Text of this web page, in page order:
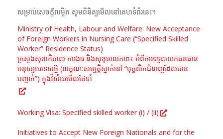
សម្រាប់សេចក្ដីលម្អិត សូមពិនិត្យមើលនៅគេហទំព័រនេះ។
Ministry of Health, Labour and Welfare: New Acceptance
of Foreign Workers in Nursing Care (“Specified Skilled
Worker” Residence Status)
ក្រសួងសុខាភិបាល ការងារ និងសុខុមាលភាព៖ អំពីការទទួលយកធនធាន
មនុស្សបរទេសថ្មី (លក្ខណៈសម្បត្តិស្នាក់នៅ “បុគ្គលិកជំនាញដែលបាន
បញ្ជាក់”) ក្នុងវិស័យមើលថែទាំ
Working Visa: Specified skilled worker (i) / (ii)
Initiatives to Accept New Foreign Nationals and for the